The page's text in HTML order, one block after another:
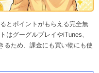
とポイントがもらえる完全無
はグーグルプレイやiTunes、
るため、課金にも買い物にも使